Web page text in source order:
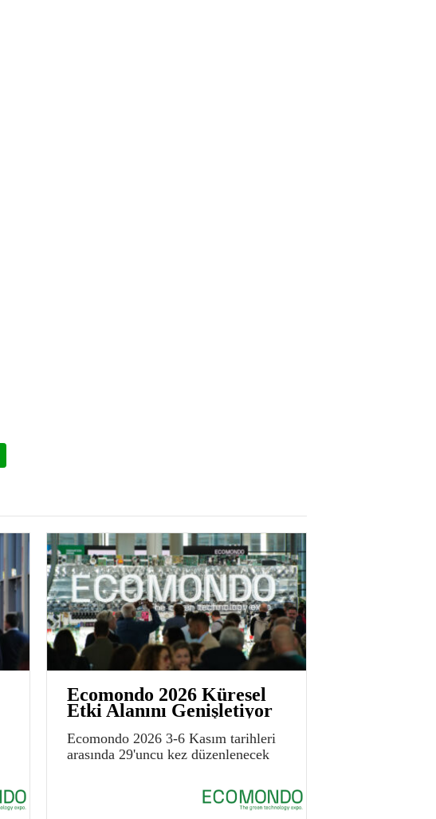
Ecomondo 2026 Küresel
Etki Alanını Genişletiyor
Ecomondo 2026 3-6 Kasım tarihleri
arasında 29'uncu kez düzenlenecek